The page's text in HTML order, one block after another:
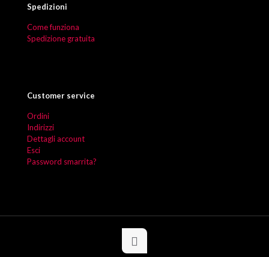
Spedizioni
Come funziona
Spedizione gratuita
Customer service
Ordini
Indirizzi
Dettagli account
Esci
Password smarrita?